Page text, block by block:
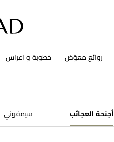
روائع معوّض خطوبة و اعراس
أجنحة العجائب سيمفوني